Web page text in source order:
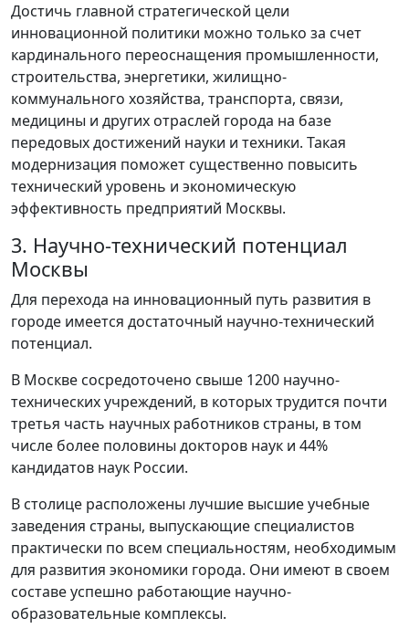
Достичь главной стратегической цели
инновационной политики можно только за счет
кардинального переоснащения промышленности,
строительства, энергетики, жилищно-
коммунального хозяйства, транспорта, связи,
медицины и других отраслей города на базе
передовых достижений науки и техники. Такая
модернизация поможет существенно повысить
технический уровень и экономическую
эффективность предприятий Москвы.
3. Научно-технический потенциал
Москвы
Для перехода на инновационный путь развития в
городе имеется достаточный научно-технический
потенциал.
В Москве сосредоточено свыше 1200 научно-
технических учреждений, в которых трудится почти
третья часть научных работников страны, в том
числе более половины докторов наук и 44%
кандидатов наук России.
В столице расположены лучшие высшие учебные
заведения страны, выпускающие специалистов
практически по всем специальностям, необходимым
для развития экономики города. Они имеют в своем
составе успешно работающие научно-
образовательные комплексы.